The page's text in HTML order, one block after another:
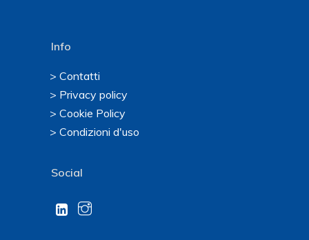
Info
> Contatti
> Privacy policy
> Cookie Policy
> Condizioni d'uso
Social